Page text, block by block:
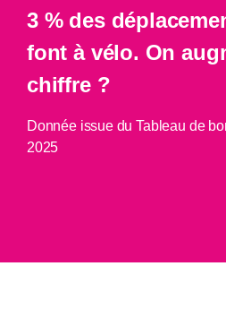
3 % des
font à vélo. On
chiffre ?
Donnée issue du Tableau de
2025